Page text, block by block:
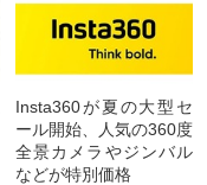
Insta360が夏の大型セ
ール開始、人気の360度
全景カメラやジンバル
などが特別価格